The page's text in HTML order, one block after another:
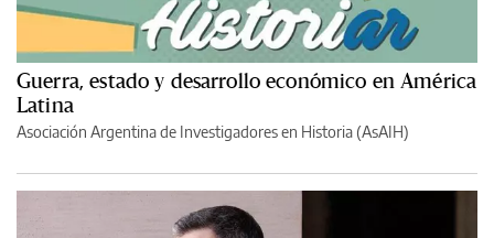
Guerra, estado y desarrollo económico en América
Latina
Asociación Argentina de Investigadores en Historia (AsAIH)